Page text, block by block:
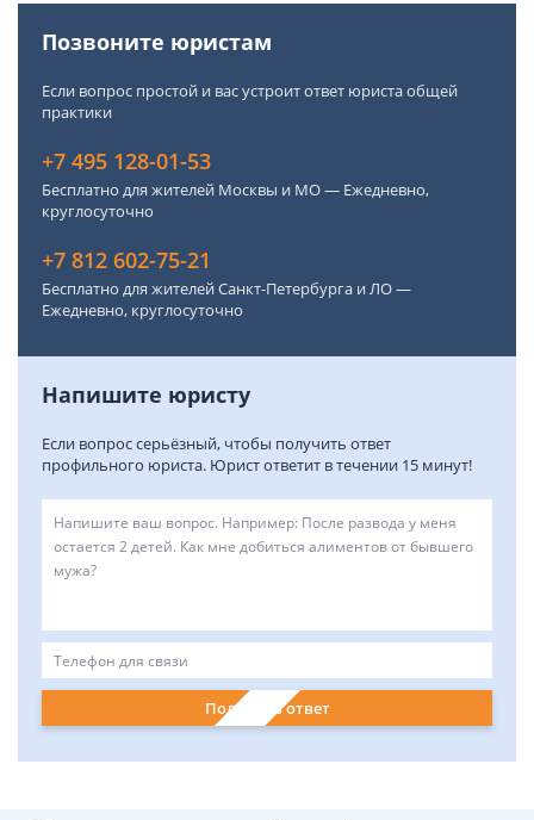
Позвоните юристам
Если вопрос простой и вас устроит ответ юриста общей
практики
+7 495 128-01-53
Бесплатно для жителей Москвы и МО — Ежедневно,
круглосуточно
+7 812 602-75-21
Бесплатно для жителей Санкт-Петербурга и ЛО —
Ежедневно, круглосуточно
Напишите юристу
Если вопрос серьёзный, чтобы получить ответ
профильного юриста. Юрист ответит в течении 15 минут!
Получить ответ